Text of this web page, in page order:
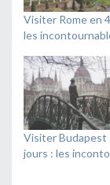
Visiter Rome en
les
Visiter Budapest
jours : les